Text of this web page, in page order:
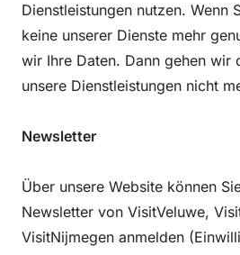
Dienstleistungen nutzen. Wenn
keine unserer Dienste mehr
wir Ihre Daten. Dann gehen wir
unsere Dienstleistungen nicht
Newsletter
Über unsere Website können
Newsletter von VisitVeluwe,
VisitNijmegen anmelden